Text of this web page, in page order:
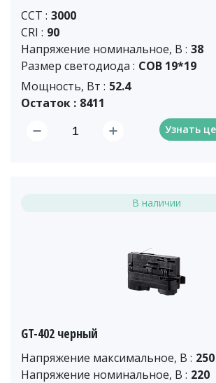
CCT : 3000
CRI : 90
Напряжение номинальное, В : 38
Размер светодиода : COB 19*19
Мощность, Вт : 52.4
Остаток : 8411
Узнать
В наличии
GT-402 черный
Напряжение максимальное, В : 250
Напряжение номинальное, В : 220